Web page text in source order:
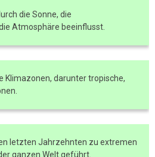
die Sonne, die
Atmosphäre beeinflusst.
Klimazonen, darunter tropische,
letzten Jahrzehnten zu extremen
ganzen Welt geführt.